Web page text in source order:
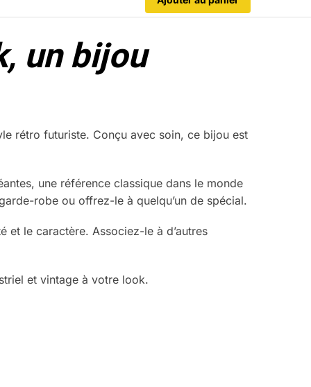
un bijou
rétro futuriste. Conçu avec soin, ce bijou est
une référence classique dans le monde
robe ou offrez-le à quelqu’un de spécial.
et le caractère. Associez-le à d’autres
et vintage à votre look.